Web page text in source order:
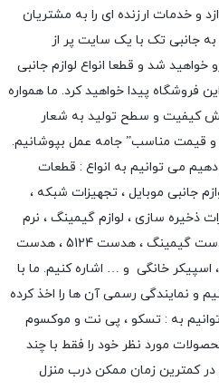
و خدمات ارزنده ای را به مشتریان
جانبی تک با یک سایت پر از
شد و قطعا انواع لوازم جانبی
فروشگاه پیدا خواهید کرد. ما همواره
کیفیت و سطح تولید به شعار
و قیمت مناسب” جامه عمل بپوشانیم.
می توانیم به انواع : قطعات
جانبی موبایل ، تجهیزات شبکه ،
ذخیره سازی ، لوازم گیمینگ ، نرم
گیمینگ
، هدست 5124 ، هدست
، اسپیکر خانگی و … اشاره کنیم. ما با
و نمایندگی رسمی آن ها را اخذ کرده
به : تسکو ، پی نت و موکسوم
مورد نظر خود را فقط با چند
کمترین زمان ممکن درب منزل